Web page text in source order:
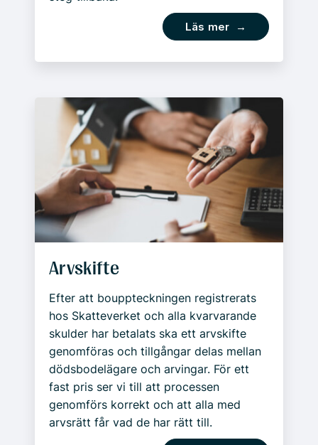
Läs mer →
Arvskifte
Efter att bouppteckningen registrerats
hos Skatteverket och alla kvarvarande
skulder har betalats ska ett arvskifte
genomföras och tillgångar delas mellan
dödsbodelägare och arvingar. För ett
fast pris ser vi till att processen
genomförs korrekt och att alla med
arvsrätt får vad de har rätt till.